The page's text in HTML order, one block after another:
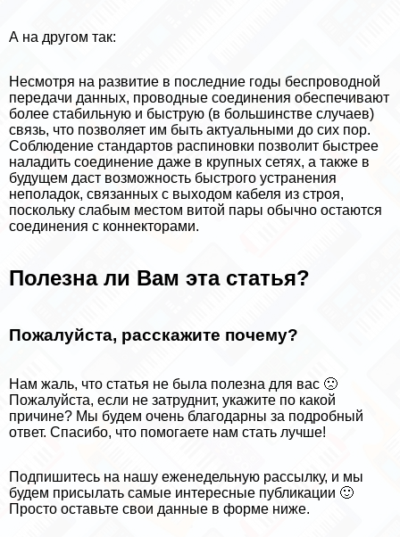
А на другом так:
Несмотря на развитие в последние годы беспроводной
передачи данных, проводные соединения обеспечивают
более стабильную и быструю (в большинстве случаев)
связь, что позволяет им быть актуальными до сих пор.
Соблюдение стандартов распиновки позволит быстрее
наладить соединение даже в крупных сетях, а также в
будущем даст возможность быстрого устранения
неполадок, связанных с выходом кабеля из строя,
поскольку слабым местом витой пары обычно остаются
соединения с коннекторами.
Полезна ли Вам эта статья?
Пожалуйста, расскажите почему?
Нам жаль, что статья не была полезна для вас 🙁
Пожалуйста, если не затруднит, укажите по какой
причине? Мы будем очень благодарны за подробный
ответ. Спасибо, что помогаете нам стать лучше!
Подпишитесь на нашу еженедельную рассылку, и мы
будем присылать самые интересные публикации 🙂
Просто оставьте свои данные в форме ниже.